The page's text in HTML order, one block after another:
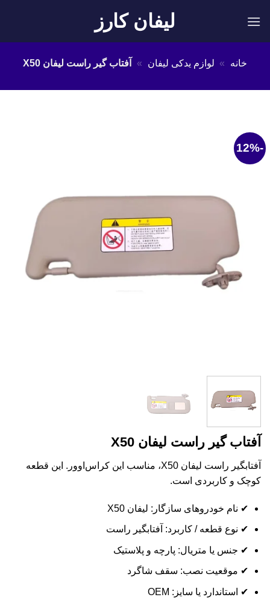
لیفان کارز
خانه » لوازم یدکی لیفان » آفتاب گیر راست لیفان X50
-12%
آفتاب گیر راست لیفان X50
آفتابگیر راست لیفان X50، مناسب این کراس‌اوور. این قطعه
کوچک و کاربردی است.
✔ نام خودروهای سازگار: لیفان X50
✔ نوع قطعه / کاربرد: آفتابگیر راست
✔ جنس یا متریال: پارچه و پلاستیک
✔ موقعیت نصب: سقف شاگرد
✔ استاندارد یا سایز: OEM